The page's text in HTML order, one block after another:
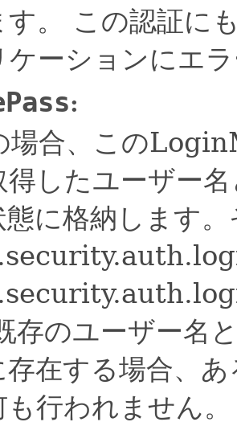
。
この認証に
ケーションにエ
:
場合、この
得したユーザー
態に格納します
存のユーザー名
存在する場合、
行われません。